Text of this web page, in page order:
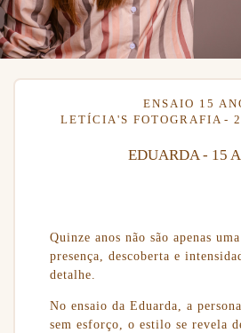
ENSAIO 15
LETÍCIA'S FOTOGRAFIA
EDUARDA - 15
Quinze anos não são apenas
presença, descoberta e
detalhe.
No ensaio da Eduarda, a
sem esforço, o estilo se revela